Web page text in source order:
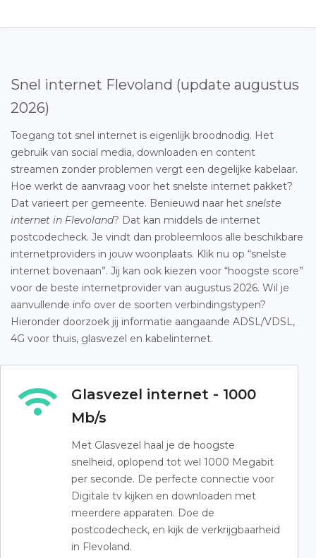
Snel internet Flevoland (update augustus
2026)
Toegang tot snel internet is eigenlijk broodnodig. Het
gebruik van social media, downloaden en content
streamen zonder problemen vergt een degelijke kabelaar.
Hoe werkt de aanvraag voor het snelste internet pakket?
Dat varieert per gemeente. Benieuwd naar het snelste
internet in Flevoland? Dat kan middels de internet
postcodecheck. Je vindt dan probleemloos alle beschikbare
internetproviders in jouw woonplaats. Klik nu op “snelste
internet bovenaan”. Jij kan ook kiezen voor “hoogste score”
voor de beste internetprovider van augustus 2026. Wil je
aanvullende info over de soorten verbindingstypen?
Hieronder doorzoek jij informatie aangaande ADSL/VDSL,
4G voor thuis, glasvezel en kabelinternet.
Glasvezel internet - 1000
Mb/s
Met Glasvezel haal je de hoogste
snelheid, oplopend tot wel 1000 Megabit
per seconde. De perfecte connectie voor
Digitale tv kijken en downloaden met
meerdere apparaten. Doe de
postcodecheck, en kijk de verkrijgbaarheid
in Flevoland.